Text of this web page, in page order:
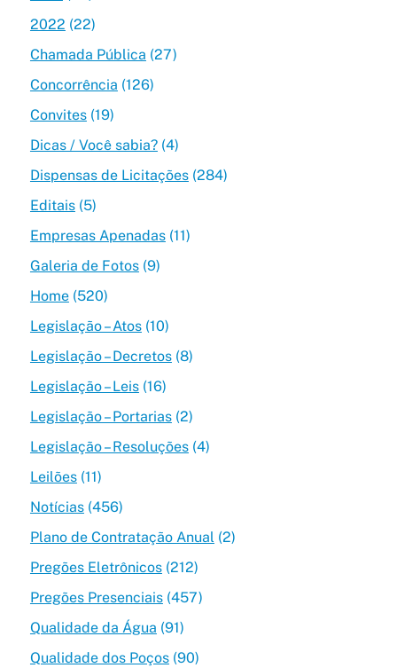
2022 (22)
Chamada Pública (27)
Concorrência (126)
Convites(19)
Dicas / Você sabia?(4)
Dispensas de Licitações(284)
Editais(5)
Empresas Apenadas(11)
Galeria de Fotos(9)
Home(520)
Legislação – Atos(10)
Legislação – Decretos(8)
Legislação – Leis(16)
Legislação – Portarias(2)
Legislação – Resoluções(4)
Leilões(11)
Notícias(456)
Plano de Contratação Anual (2)
Pregões Eletrônicos(212)
Pregões Presenciais(457)
Qualidade da Água (91)
Qualidade dos Poços(90)